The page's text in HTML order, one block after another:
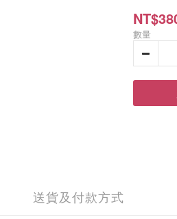
數量
送貨及付款方式